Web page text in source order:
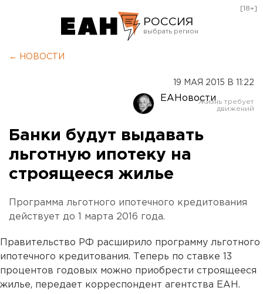
РОССИЯ
Оренбург
[18+]
← НОВОСТИ
19 МАЯ 2015 В 11:22
ЕАНовости
Банки будут выдавать
льготную ипотеку на
строящееся жилье
Программа льготного ипотечного кредитования
действует до 1 марта 2016 года.
Правительство РФ расширило программу льготного
ипотечного кредитования. Теперь по ставке 13
процентов годовых можно приобрести строящееся
жилье, передает корреспондент агентства ЕАН.